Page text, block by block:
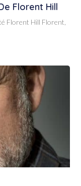
Florent Hill
Florent Hill Florent,